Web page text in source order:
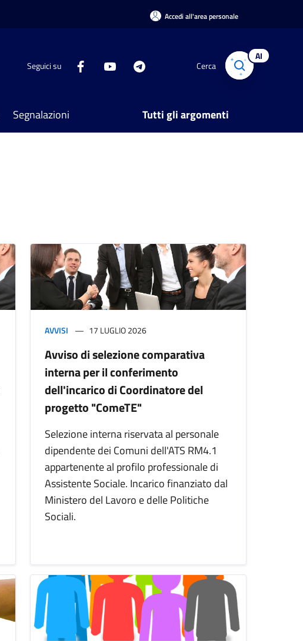
Accedi all'area personale
Seguici su Cerca
AI
Segnalazioni Tutti gli argomenti
AVVISI 17 LUGLIO 2026
Avviso di selezione comparativa
interna per il conferimento
dell'incarico di Coordinatore del
progetto "ComeTE"
Selezione interna riservata al personale
dipendente dei Comuni dell'ATS RM4.1
appartenente al profilo professionale di
Assistente Sociale. Incarico finanziato dal
Ministero del Lavoro e delle Politiche
Sociali.